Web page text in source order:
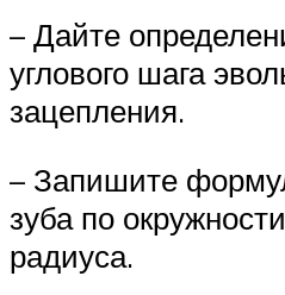
– Дайте
углового шага
зацепления.
– Запишите
зуба по
радиуса.